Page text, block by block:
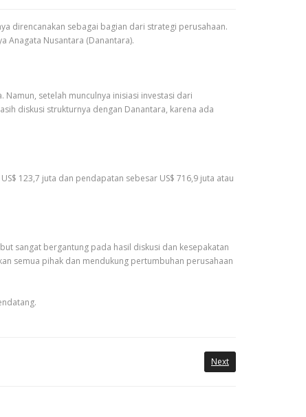
direncanakan sebagai bagian dari strategi perusahaan.
Anagata Nusantara (Danantara).
setelah munculnya inisiasi investasi dari
diskusi strukturnya dengan Danantara, karena ada
123,7 juta dan pendapatan sebesar US$ 716,9 juta atau
sangat bergantung pada hasil diskusi dan kesepakatan
semua pihak dan mendukung pertumbuhan perusahaan
Next